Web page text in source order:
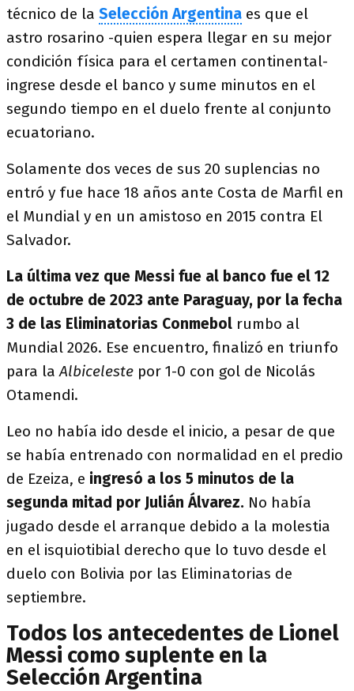
técnico de la Selección Argentina es que el
astro rosarino -quien espera llegar en su mejor
condición física para el certamen continental-
ingrese desde el banco y sume minutos en el
segundo tiempo en el duelo frente al conjunto
ecuatoriano.
Solamente dos veces de sus 20 suplencias no
entró y fue hace 18 años ante Costa de Marfil en
el Mundial y en un amistoso en 2015 contra El
Salvador.
La última vez que Messi fue al banco fue el 12
de octubre de 2023 ante Paraguay, por la fecha
3 de las Eliminatorias Conmebol rumbo al
Mundial 2026. Ese encuentro, finalizó en triunfo
para laAlbiceleste por 1-0 con gol de Nicolás
Otamendi.
Leo no había ido desde el inicio, a pesar de que
se había entrenado con normalidad en el predio
de Ezeiza, e ingresó a los 5 minutos de la
segunda mitad por Julián Álvarez. No había
jugado desde el arranque debido a la molestia
en el isquiotibial derecho que lo tuvo desde el
duelo con Bolivia por las Eliminatorias de
septiembre.
Todos los antecedentes de Lionel
Messi como suplente en la
Selección Argentina